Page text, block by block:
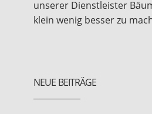
unserer Dienstleister
klein wenig besser zu
NEUE BEITRÄGE